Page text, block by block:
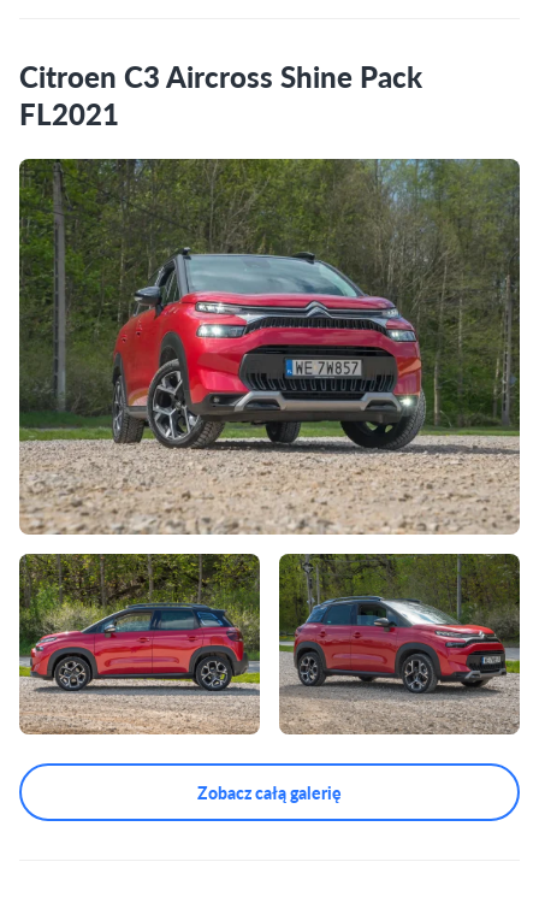
Citroen C3 Aircross Shine Pack
FL2021
Zobacz całą galerię